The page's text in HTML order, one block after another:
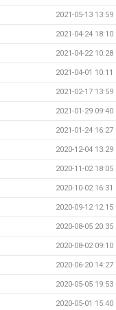
2021-05-13 13:59
2021-04-24 18:10
2021-04-22 10:28
2021-04-01 10:11
2021-02-17 13:59
2021-01-29 09:40
2021-01-24 16:27
2020-12-04 13:29
2020-11-02 18:05
2020-10-02 16:31
2020-09-12 12:15
2020-08-05 20:35
2020-08-02 09:10
2020-06-20 14:27
2020-05-05 19:53
2020-05-01 15:40